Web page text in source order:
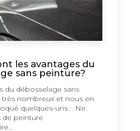
les avantages du
sans peinture?
du débosselage sans
nombreux et nous en
quelques-uns : Ne
de peinture